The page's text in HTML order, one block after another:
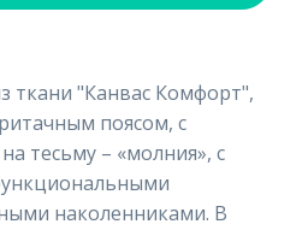
ткани "Канвас Комфорт",
поясом, с
тесьму – «молния», с
наколенниками. В